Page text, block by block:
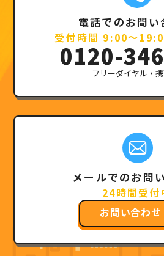
電話でのお問い
受付時間 9:00～
0120-
フリーダイヤル・
メールでのお問
24時間受付
お問い合わせ